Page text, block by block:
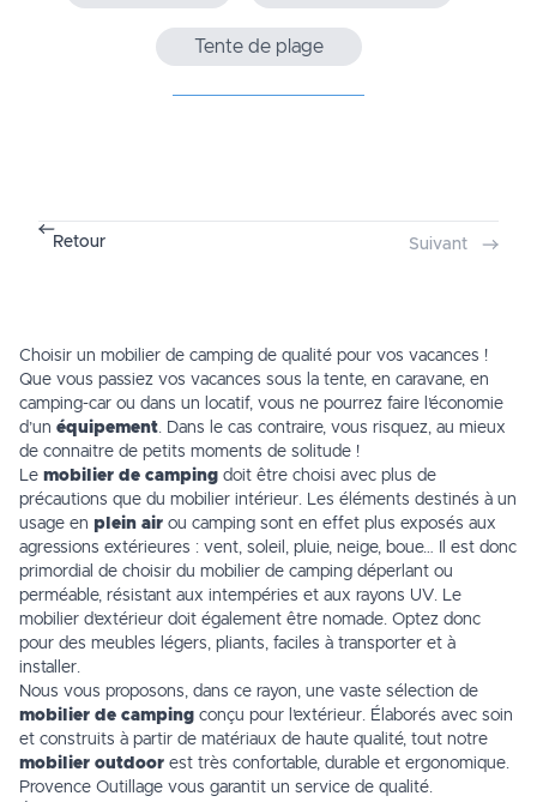
Tente de plage
Retour Suivant
Choisir un mobilier de camping de qualité pour vos vacances !
Que vous passiez vos vacances sous la tente, en caravane, en
camping-car ou dans un locatif, vous ne pourrez faire l’économie
d’un équipement. Dans le cas contraire, vous risquez, au mieux
de connaitre de petits moments de solitude !
Le mobilier de camping doit être choisi avec plus de
précautions que du mobilier intérieur. Les éléments destinés à un
usage en plein air ou camping sont en effet plus exposés aux
agressions extérieures : vent, soleil, pluie, neige, boue… Il est donc
primordial de choisir du mobilier de camping déperlant ou
perméable, résistant aux intempéries et aux rayons UV. Le
mobilier d’extérieur doit également être nomade. Optez donc
pour des meubles légers, pliants, faciles à transporter et à
installer.
Nous vous proposons, dans ce rayon, une vaste sélection de
mobilier de camping conçu pour l’extérieur. Élaborés avec soin
et construits à partir de matériaux de haute qualité, tout notre
mobilier outdoor est très confortable, durable et ergonomique.
Provence Outillage vous garantit un service de qualité.